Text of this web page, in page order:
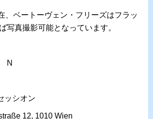
、ベートーヴェン・フリーズはフラッ
写真撮影可能となっています。
N
シオン
12, 1010 Wien